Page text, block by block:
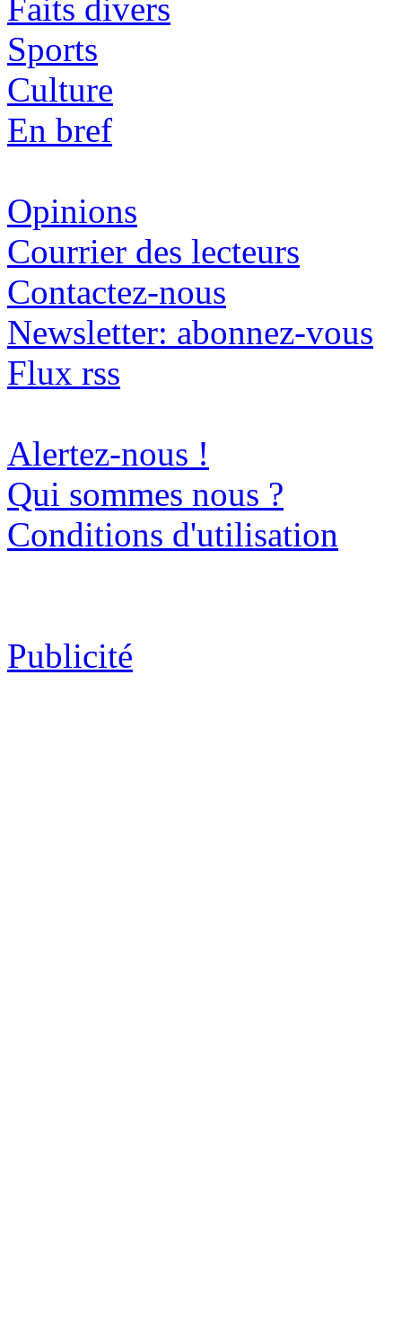
Faits divers
Sports
Culture
En bref
Opinions
Courrier des lecteurs
Contactez-nous
Newsletter: abonnez-vous
Flux rss
Alertez-nous !
Qui sommes nous ?
Conditions d'utilisation
Publicité